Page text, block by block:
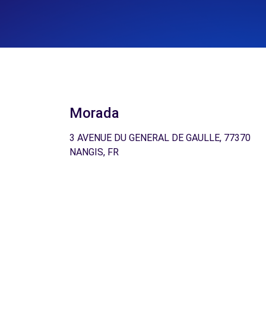
Morada
3 AVENUE DU GENERAL DE GAULLE, 77370
NANGIS, FR